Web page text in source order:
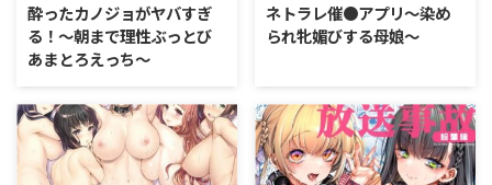
酔ったカノジョがヤバすぎ
る！〜朝まで理性ぶっとび
あまとろえっち〜
ネトラレ催●アプリ〜染め
られ牝媚びする母娘〜